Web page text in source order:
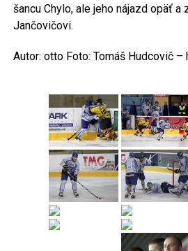
šancu Chylo, ale jeho nájazd opäť a
Jančovičovi.
Autor: otto Foto: Tomáš Hudcovič –